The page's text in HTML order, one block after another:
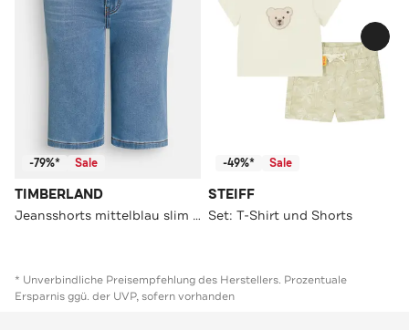
-79%* Sale
TIMBERLAND
Jeansshorts mittelblau slim fit
-49%* Sale
STEIFF
Set: T-Shirt und Shorts
* Unverbindliche Preisempfehlung des Herstellers. Prozentuale
Ersparnis ggü. der UVP, sofern vorhanden